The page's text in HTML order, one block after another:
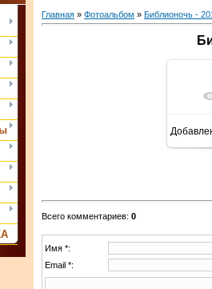
Главная » Фотоальбом » Библионочь -
Всего комментариев: 0
Имя *:
Email *: